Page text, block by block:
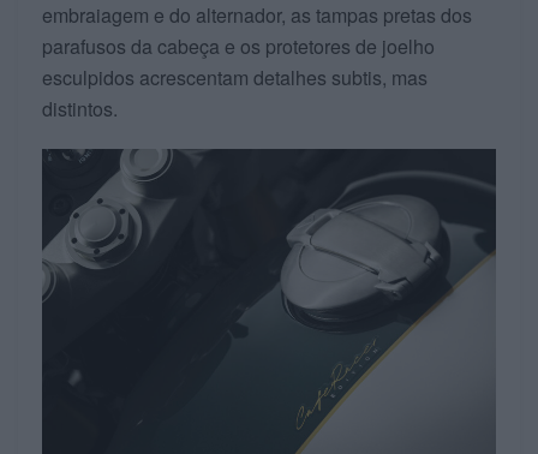
embraiagem e do alternador, as tampas pretas dos
parafusos da cabeça e os protetores de joelho
esculpidos acrescentam detalhes subtis, mas
distintos.